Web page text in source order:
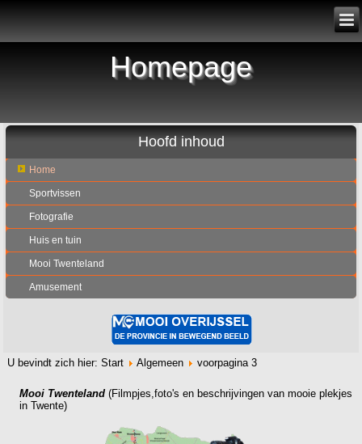
Homepage
Hoofd inhoud
Home
Sportvissen
Fotografie
Huis en tuin
Mooi Twenteland
Amusement
U bevindt zich hier:Start Algemeen voorpagina 3
Mooi Twenteland (Filmpjes,foto's en beschrijvingen van mooie plekjes
in Twente)